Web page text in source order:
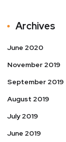
Archives
June 2020
November 2019
September 2019
August 2019
July 2019
June 2019